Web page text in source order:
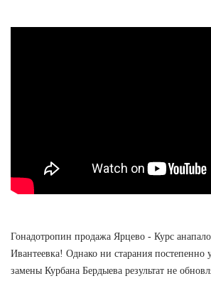
Гонадотропин продажа Ярцево - Курс
Ивантеевка! Однако ни старания постепенно
замены Курбана Бердыева результат не